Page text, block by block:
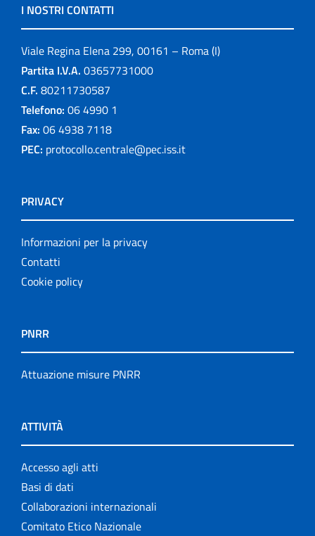
I NOSTRI CONTATTI
Viale Regina Elena 299, 00161 – Roma (I)
Partita I.V.A. 03657731000
C.F. 80211730587
Telefono: 06 4990 1
Fax: 06 4938 7118
PEC: protocollo.centrale@pec.iss.it
PRIVACY
Informazioni per la privacy
Contatti
Cookie policy
PNRR
Attuazione misure PNRR
ATTIVITÀ
Accesso agli atti
Basi di dati
Collaborazioni internazionali
Comitato Etico Nazionale